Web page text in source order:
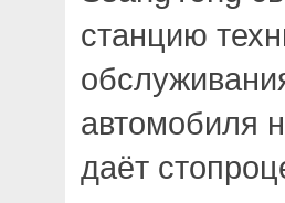
станцию
автомобиля
даёт